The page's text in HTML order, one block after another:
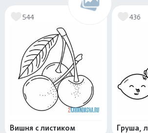
544
Вишня с листиком
436
Груша,